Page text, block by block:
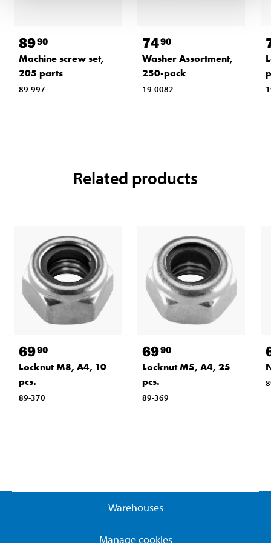
8990
Machine screw set,
205 parts
89-997
7490
Washer Assortment,
250-pack
19-0082
Related products
6990
Locknut M8, A4, 10
pcs.
89-370
6990
Locknut M5, A4, 25
pcs.
89-369
Warehouses
Manage cookies